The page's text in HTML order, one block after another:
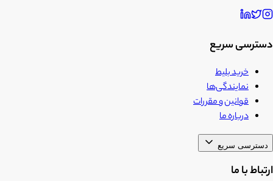
دسترسی سریع
خرید بلیط
نمایندگی‌ها
قوانین و مقررات
درباره ما
دسترسی سریع
ارتباط با ما